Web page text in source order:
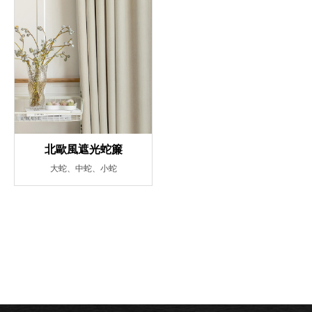
北歐風遮光蛇簾
大蛇、中蛇、小蛇